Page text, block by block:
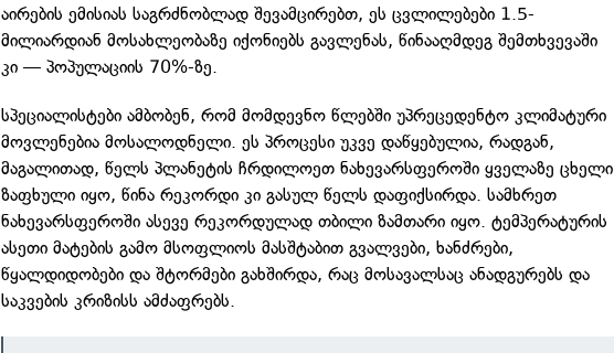
აირების ემისიას საგრძნობლად შევამცირებთ, ეს ცვლილებები 1.5-
მილიარდიან მოსახლეობაზე იქონიებს გავლენას, წინააღმდეგ შემთხვევაში
კი — პოპულაციის 70%-ზე.
სპეციალისტები ამბობენ, რომ მომდევნო წლებში უპრეცედენტო კლიმატური
მოვლენებია მოსალოდნელი. ეს პროცესი უკვე დაწყებულია, რადგან,
მაგალითად, წელს პლანეტის ჩრდილოეთ ნახევარსფეროში ყველაზე ცხელი
ზაფხული იყო, წინა რეკორდი კი გასულ წელს დაფიქსირდა. სამხრეთ
ნახევარსფეროში ასევე რეკორდულად თბილი ზამთარი იყო. ტემპერატურის
ასეთი მატების გამო მსოფლიოს მასშტაბით გვალვები, ხანძრები,
წყალდიდობები და შტორმები გახშირდა, რაც მოსავალსაც ანადგურებს და
საკვების კრიზისს ამძაფრებს.